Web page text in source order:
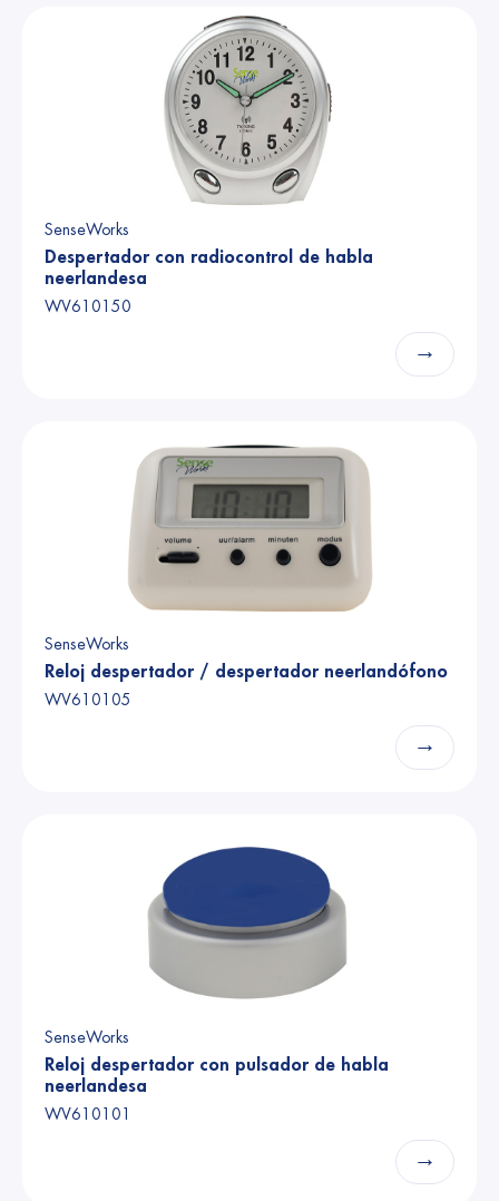
SenseWorks
Despertador con radiocontrol de habla
neerlandesa
WV610150
→
SenseWorks
Reloj despertador / despertador neerlandófono
WV610105
→
SenseWorks
Reloj despertador con pulsador de habla
neerlandesa
WV610101
→